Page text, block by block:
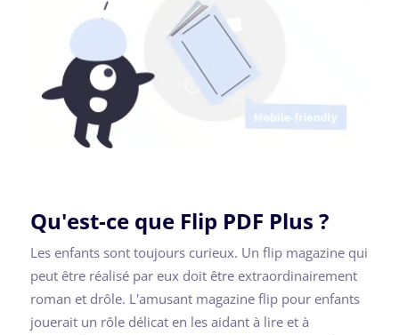
Qu'est-ce que Flip PDF Plus ?
Les enfants sont toujours curieux. Un flip magazine qui
peut être réalisé par eux doit être extraordinairement
roman et drôle. L'amusant magazine flip pour enfants
jouerait un rôle délicat en les aidant à lire et à